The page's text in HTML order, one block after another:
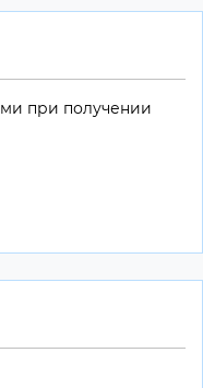
при получении